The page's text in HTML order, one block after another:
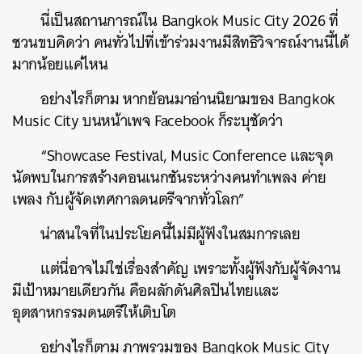
นี่เป็นสถานการณ์ใน Bangkok Music City 2026 ที่
ชวนขบคิดว่า คนทั่วไปที่เข้าร่วมงานมีสิทธิวิจารณ์งานนี้ได้
มากน้อยแค่ไหน
อย่างไรก็ตาม หากย้อนมาอ่านนิยามของ Bangkok
Music City บนหน้าเพจ Facebook ก็ระบุชัดว่า
“Showcase Festival, Music Conference และจุด
นัดพบในการสร้างคอนเนกชันระหว่างคนทำเพลง ค่าย
เพลง กับผู้จัดเทศกาลดนตรีจากทั่วโลก”
น่าสนใจที่ในประโยคนี้ไม่มีผู้ฟังในสมการเลย
แต่นี่อาจไม่ใช่เรื่องสำคัญ เพราะทั้งผู้ฟังกับผู้จัดงาน
มีเป้าหมายเดียวกัน คือผลักดันศิลปินไทยและ
อุตสาหกรรมดนตรีให้เติบโต
อย่างไรก็ตาม ภาพรวมของ Bangkok Music City